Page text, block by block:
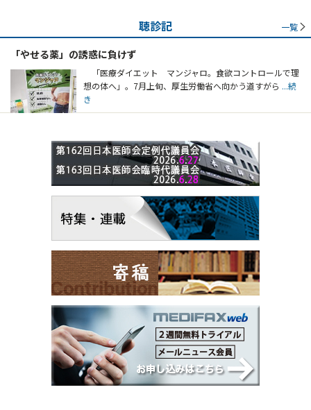
聴診記 一覧
「やせる薬」の誘惑に負けず
「医療ダイエット マンジャロ。食欲コントロールで理
想の体へ」。7月上旬、厚生労働省へ向かう道すがら ...続
き